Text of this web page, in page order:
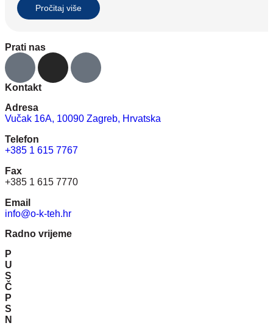
Pročitaj više
Prati nas
Kontakt
Adresa
Vučak 16A, 10090 Zagreb, Hrvatska
Telefon
+385 1 615 7767
Fax
+385 1 615 7770
Email
info@o-k-teh.hr
Radno vrijeme
P
U
S
Č
P
S
N